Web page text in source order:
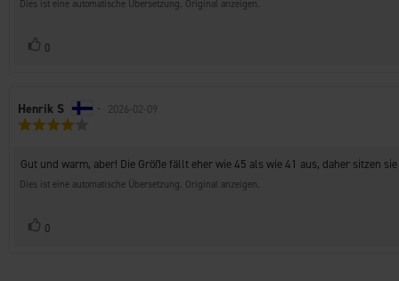
Dies ist eine automatische Übersetzung. Original anzeigen.
Stimme
0
Autor
der
Henrik S • Bewertungsdatum:
2026-02-09
5
Sternen
Rezensionstext:
Gut und warm, aber! Die Größe fällt eher wie 45 als wie 41 aus, daher sitzen
Dies ist eine automatische Übersetzung. Original anzeigen.
Stimme
0